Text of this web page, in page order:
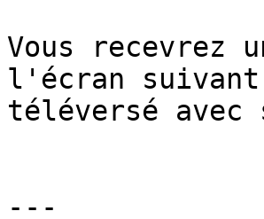
Vous recevrez
l'écran
téléversé avec
---